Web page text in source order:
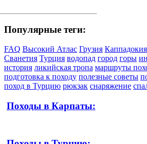
Популярные теги:
FAQ Высокий Атлас Грузия Каппадокия
Сванетия Турция водопад город горы
история ликийская тропа маршруты
подготовка к походу полезные советы
поход в Турцию рюкзак снаряжение
Походы в Карпаты: